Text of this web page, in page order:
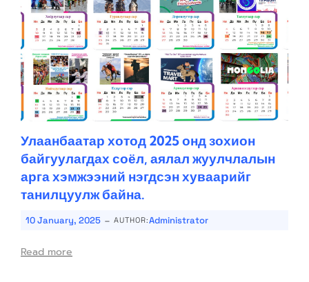
Улаанбаатар хотод 2025 онд зохион
байгуулагдах соёл, аялал жуулчлалын
арга хэмжээний нэгдсэн хуваарийг
танилцуулж байна.
10 January, 2025 - AUTHOR:Administrator
Read more